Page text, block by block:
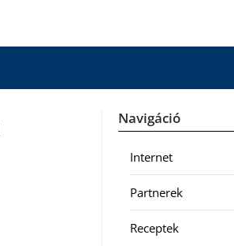
Navigáció
Internet
Partnerek
Receptek